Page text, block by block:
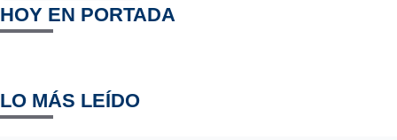
HOY EN PORTADA
LO MÁS LEÍDO